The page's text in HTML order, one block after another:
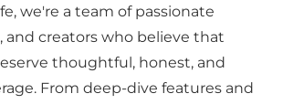
we're a team of passionate
and creators who believe that
thoughtful, honest, and
From deep-dive features and